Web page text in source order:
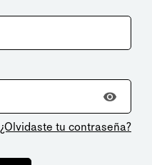
¿Olvidaste tu contraseña?